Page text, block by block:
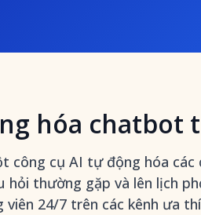
hóa chatbot
công cụ AI tự động hóa các
hỏi thường gặp và lên lịch
24/7 trên các kênh ưa